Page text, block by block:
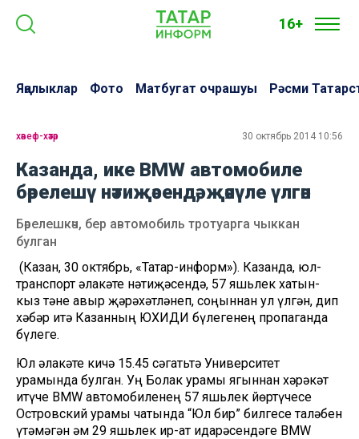
16+
Яңалыклар Фото Матбугат очрашуы Рәсми
хәвеф-хәтәр 30 октябрь 2014 10:56
Казанда, ике BMW автомобиле
бәрелешү нәтиҗәсендә, җәяүле үлгән
Бәрелешкәч, бер автомобиль тротуарга чыккан
булган
(Казан, 30 октябрь, «Татар-информ»). Казанда, юл-
транспорт һәлакәте нәтиҗәсендә, 57 яшьлек хатын-
кыз тәне авыр җәрәхәтләнеп, соңыннан ул үлгән, дип
хәбәр итә Казанның ЮХИДИ бүлегенең пропаганда
бүлеге.
Юл һәлакәте кичә 15.45 сәгатьтә Университет
урамында булган. Уң Болак урамы ягыннан хәрәкәт
итүче BMW автомобиленең 57 яшьлек йөртүчесе
Островский урамы чатында “Юл бир” билгесе таләбен
үтәмәгән һәм 29 яшьлек ир-ат идарәсендәге BMW